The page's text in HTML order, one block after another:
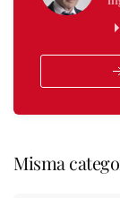
Misma